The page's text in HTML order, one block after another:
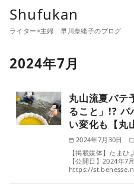
Shufukan
ライター×主婦 早川奈緒子のブログ
2024年7月
丸山流夏バテ
ること」!? パ
い変化も【丸
2024年7月30日
【掲載媒体】たま
【公開日】2024年7
https://